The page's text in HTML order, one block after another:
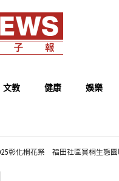
文教 健康 娛樂
彰化桐花祭 福田社區賞桐生態園